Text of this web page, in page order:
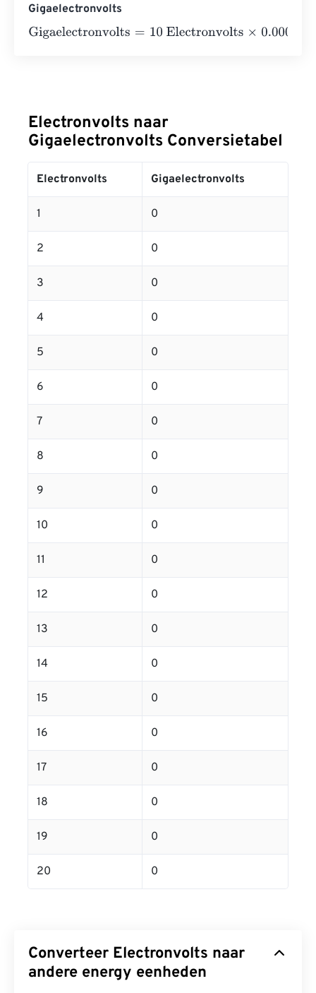
Gigaelectronvolts
Gigaelectronvolts=10 Electronvolts×
Electronvolts naar
Gigaelectronvolts Conversietabel
Electronvolts Gigaelectronvolts
1 0
2 0
3 0
4 0
5 0
6 0
7 0
8 0
9 0
10 0
11 0
12 0
13 0
14 0
15 0
16 0
17 0
18 0
19 0
20 0
Converteer Electronvolts naar
andere energy eenheden